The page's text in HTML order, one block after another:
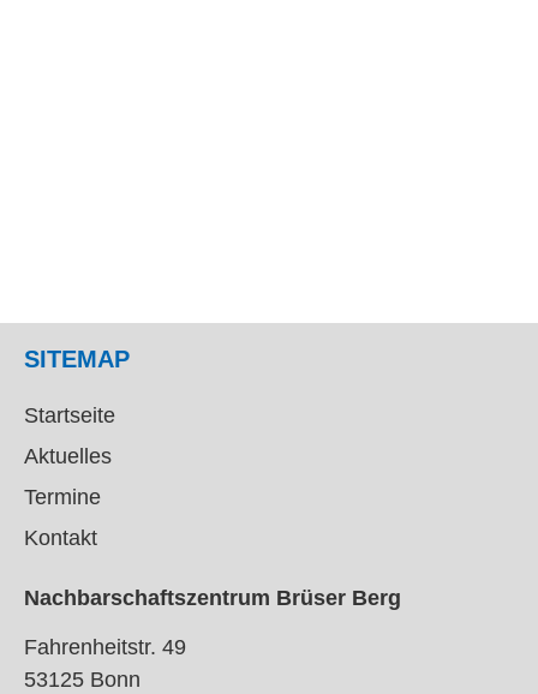
SITEMAP
Startseite
Aktuelles
Termine
Kontakt
Nachbarschaftszentrum Brüser Berg
Fahrenheitstr. 49
53125 Bonn